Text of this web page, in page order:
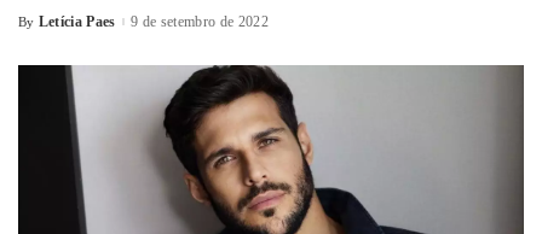
By Letícia Paes 9 de setembro de 2022